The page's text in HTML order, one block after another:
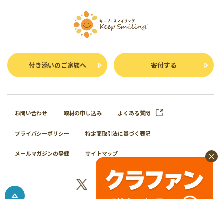
付き添いのご家族へ 寄付する
お問い合わせ 取材の申し込み よくある質問
プライバシーポリシー 特定商取引法に基づく表記
メールマガジンの登録 サイトマップ